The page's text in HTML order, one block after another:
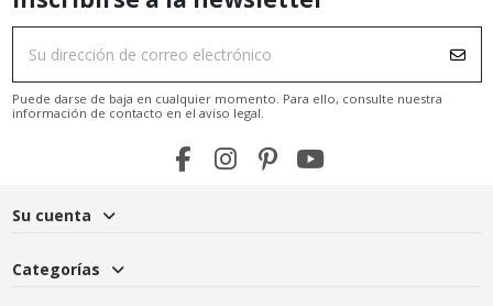
Puede darse de baja en cualquier momento. Para ello, consulte nuestra
información de contacto en el aviso legal.
Su cuenta
Categorías